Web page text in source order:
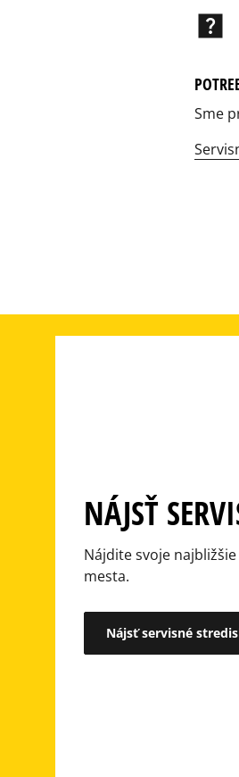
help_center
Sme
NÁJSŤ
Nájdite svoje
mesta.
Nájsť servisné